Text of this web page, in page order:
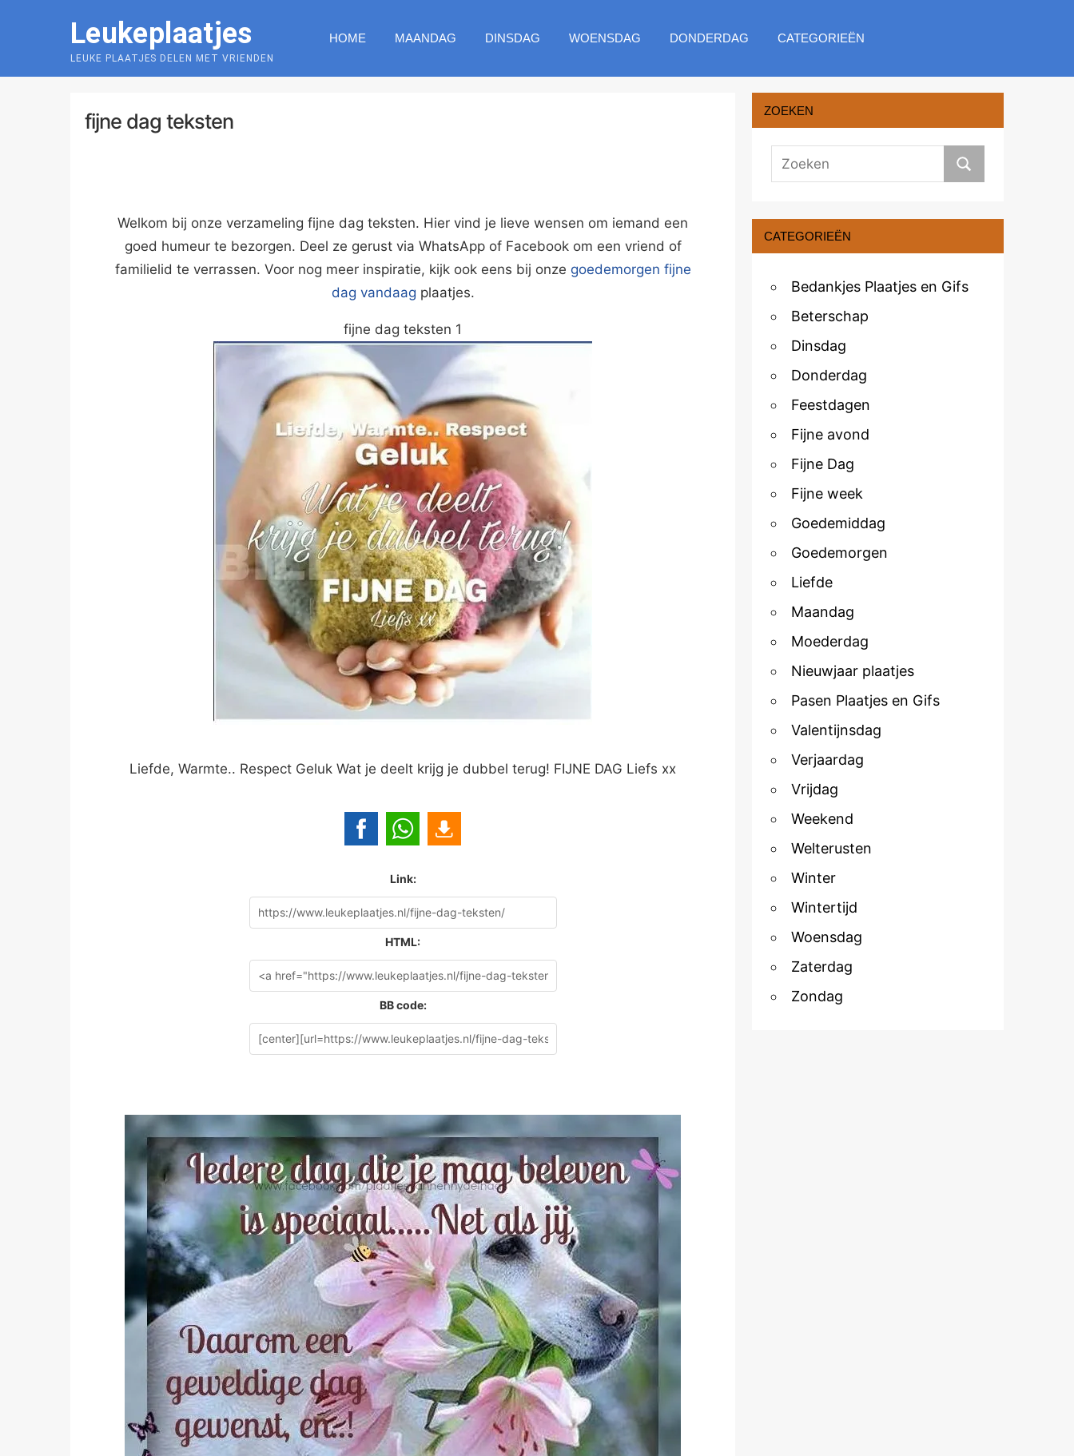
Leukeplaatjes
LEUKE PLAATJES DELEN MET VRIENDEN
HOME MAANDAG DINSDAG WOENSDAG DONDERDAG CATEGORIEËN
fijne dag teksten
Welkom bij onze verzameling fijne dag teksten. Hier vind je lieve wensen om iemand een
goed humeur te bezorgen. Deel ze gerust via WhatsApp of Facebook om een vriend of
familielid te verrassen. Voor nog meer inspiratie, kijk ook eens bij onze goedemorgen fijne
dag vandaag plaatjes.
fijne dag teksten 1
Liefde, Warmte.. Respect Geluk Wat je deelt krijg je dubbel terug! FIJNE DAG Liefs xx
Link:
HTML:
BB code:
ZOEKEN
CATEGORIEËN
Bedankjes Plaatjes en Gifs
Beterschap
Dinsdag
Donderdag
Feestdagen
Fijne avond
Fijne Dag
Fijne week
Goedemiddag
Goedemorgen
Liefde
Maandag
Moederdag
Nieuwjaar plaatjes
Pasen Plaatjes en Gifs
Valentijnsdag
Verjaardag
Vrijdag
Weekend
Welterusten
Winter
Wintertijd
Woensdag
Zaterdag
Zondag